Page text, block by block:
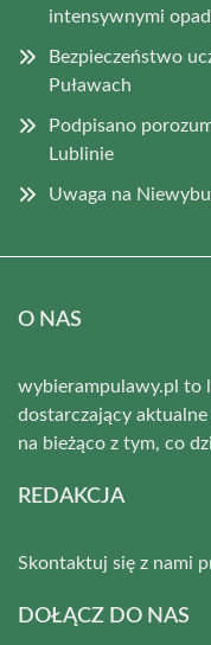
intensywnymi
Bezpieczeństwo
Puławach
Podpisano
Lublinie
Uwaga na
O NAS
wybierampulawy.pl to
dostarczający
na bieżąco z tym, co
REDAKCJA
Skontaktuj się z nami
DOŁĄCZ DO NAS